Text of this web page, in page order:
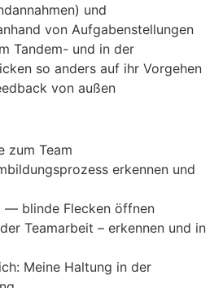
und
von Aufgabenstellungen
Tandem- und in der
so anders auf ihr Vorgehen
von außen
zum Team
erkennen und
— blinde Flecken öffnen
Teamarbeit – erkennen und in
Meine Haltung in der